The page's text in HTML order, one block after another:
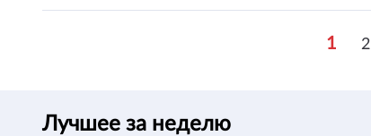
1 2
Лучшее за неделю